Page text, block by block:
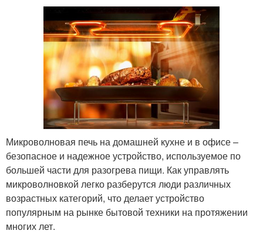
Микроволновая печь на домашней кухне и в офисе –
безопасное и надежное устройство, используемое по
большей части для разогрева пищи. Как управлять
микроволновкой легко разберутся люди различных
возрастных категорий, что делает устройство
популярным на рынке бытовой техники на протяжении
многих лет.